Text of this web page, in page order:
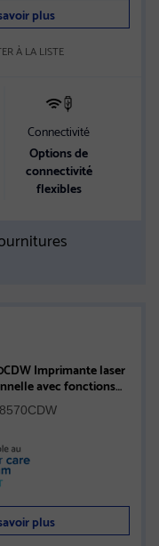
plus
À LA LISTE
Connectivité
Options de
connectivité
flexibles
Imprimante laser
avec fonctions
et faible coût total
plus